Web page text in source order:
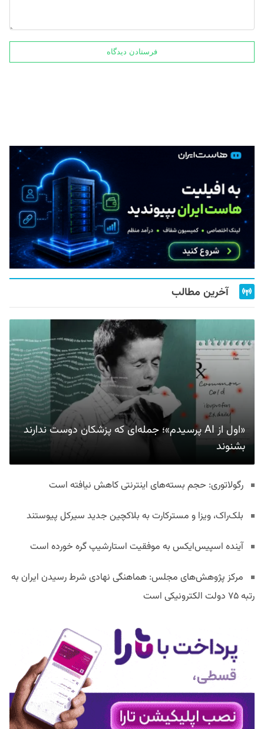
آخرین مطالب
«اول از AI پرسیدم»؛ جمله‌ای که پزشکان دوست ندارند
بشنوند
رگولاتوری: حجم بسته‌های اینترنتی کاهش نیافته است
بلک‌راک، ویزا و مسترکارت به بلاکچین جدید سیرکل پیوستند
آینده اسپیس‌ایکس به موفقیت استارشیپ گره خورده است
مرکز پژوهش‌های مجلس: هماهنگی نهادی شرط رسیدن ایران به
رتبه ۷۵ دولت الکترونیکی است